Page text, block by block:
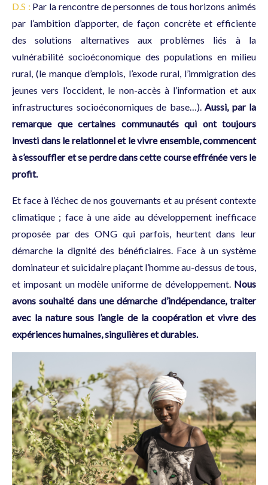
D.S : Par la rencontre de personnes de tous horizons animés
par l’ambition d’apporter, de façon concrète et efficiente
des solutions alternatives aux problèmes liés à la
vulnérabilité socioéconomique des populations en milieu
rural, (le manque d’emplois, l’exode rural, l’immigration des
jeunes vers l’occident, le non-accès à l’information et aux
infrastructures socioéconomiques de base…). Aussi, par la
remarque que certaines communautés qui ont toujours
investi dans le relationnel et le vivre ensemble, commencent
à s’essouffler et se perdre dans cette course effrénée vers le
profit.
Et face à l’échec de nos gouvernants et au présent contexte
climatique ; face à une aide au développement inefficace
proposée par des ONG qui parfois, heurtent dans leur
démarche la dignité des bénéficiaires. Face à un système
dominateur et suicidaire plaçant l’homme au-dessus de tous,
et imposant un modèle uniforme de développement. Nous
avons souhaité dans une démarche d’indépendance, traiter
avec la nature sous l’angle de la coopération et vivre des
expériences humaines, singulières et durables.